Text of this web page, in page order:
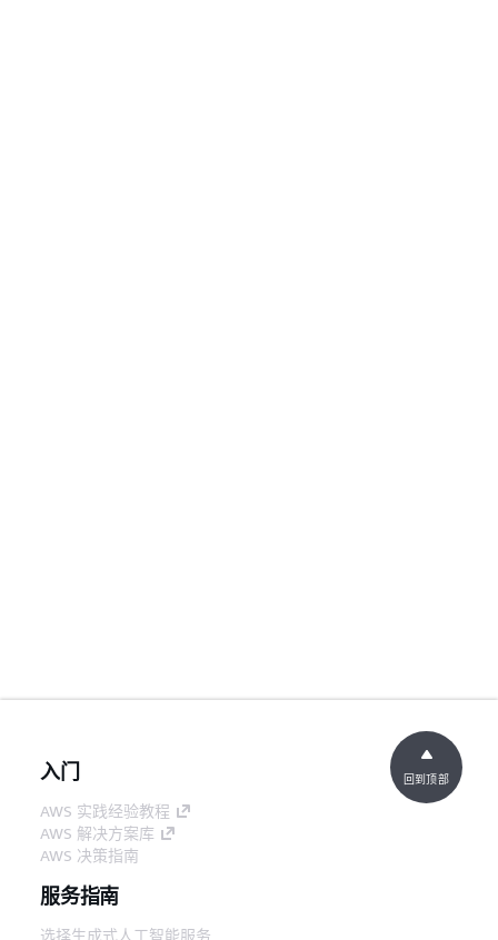
入门
AWS 实践经验教程
AWS 解决方案库
AWS 决策指南
服务指南
选择生成式人工智能服务
回到顶部